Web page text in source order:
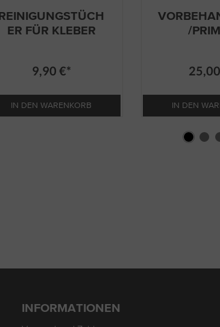
REINIGUNGSTÜCH
ER FÜR KLEBER
9,90 €*
IN DEN WARENKORB
/
IN DEN
INFORMATIONEN